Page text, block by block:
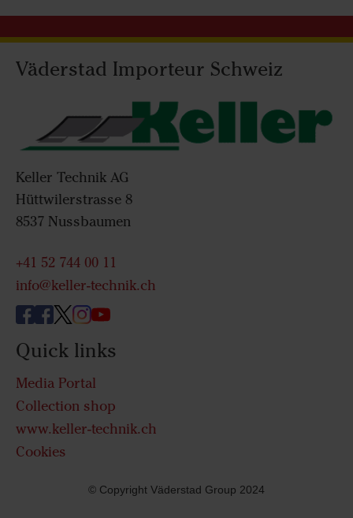
Väderstad Importeur Schweiz
Keller Technik AG
Hüttwilerstrasse 8
8537 Nussbaumen
+41 52 744 00 11
info@keller-technik.ch
Quick links
Media Portal
Collection shop
www.keller-technik.ch
Cookies
© Copyright Väderstad Group 2024